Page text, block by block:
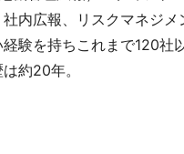
内広報、リスクマネジメ
験を持ちこれまで120社
約20年。